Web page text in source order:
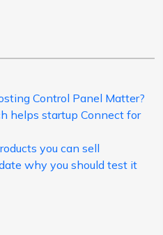
Control Panel Matter?
helps startup Connect for
you can sell
why you should test it